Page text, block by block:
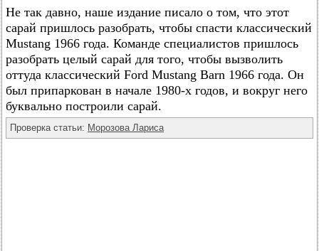
Не так давно, наше издание писало о том, что этот
сарай пришлось разобрать, чтобы спасти классический
Mustang 1966 года. Команде специалистов пришлось
разобрать целый сарай для того, чтобы вызволить
оттуда классический Ford Mustang Barn 1966 года. Он
был припаркован в начале 1980-х годов, и вокруг него
буквально построили сарай.
Проверка статьи: Морозова Лариса